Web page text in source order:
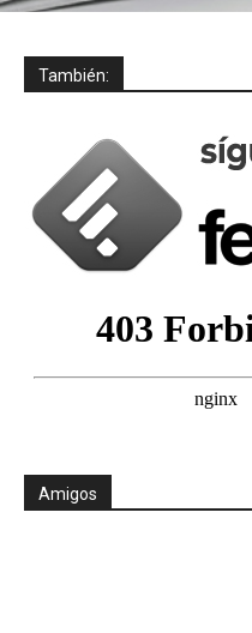
También:
Amigos